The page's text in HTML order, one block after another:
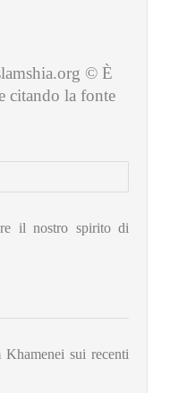
© È
citando la fonte
il nostro spirito di
Khamenei sui recenti